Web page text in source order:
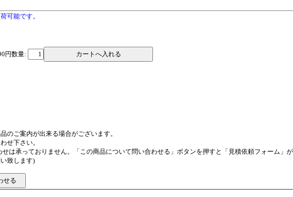
可能です。
円数量:
のご案内が出来る場合がございます。
せ下さい。
は承っておりません。「この商品について問い合わせる」ボタンを押すと「見積依頼フォーム」が
致します)